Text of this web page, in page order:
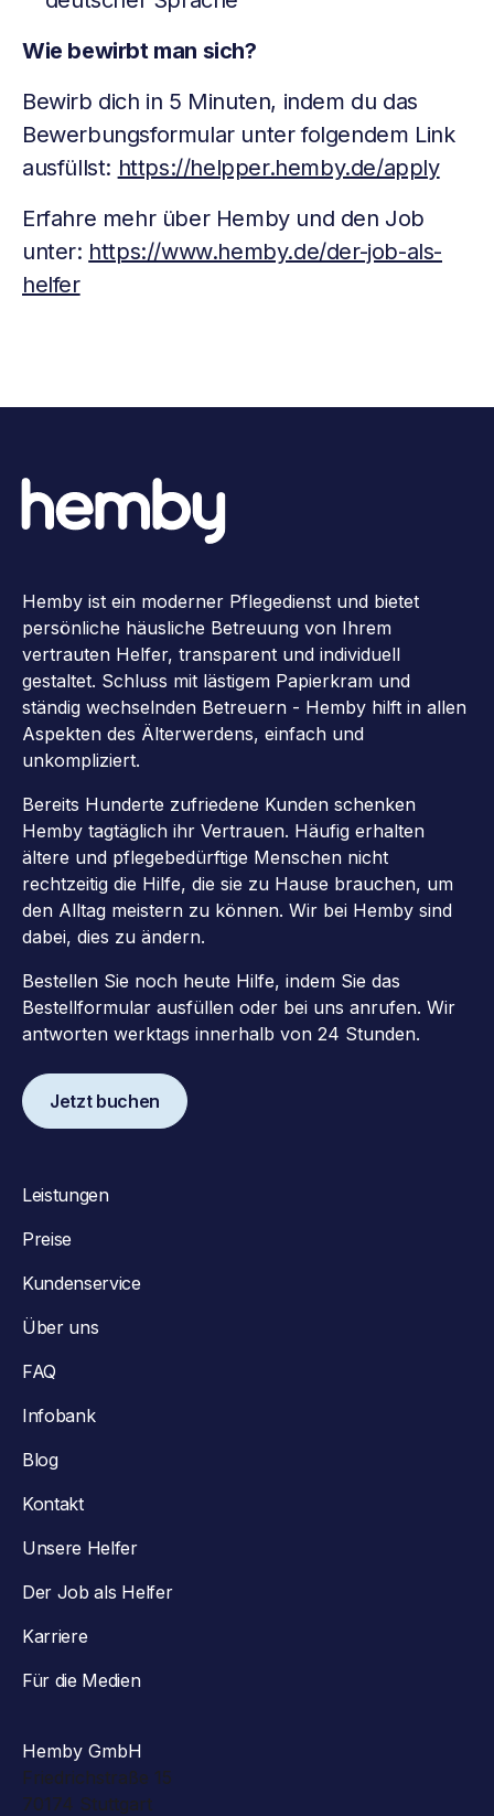
Wie bewirbt man sich?
Bewirb dich in 5 Minuten, indem du das
Bewerbungsformular unter folgendem Link
ausfüllst: https://helpper.hemby.de/apply
Erfahre mehr über Hemby und den Job
unter: https://www.hemby.de/der-job-als-
helfer
Hemby ist ein moderner Pflegedienst und bietet
persönliche häusliche Betreuung von Ihrem
vertrauten Helfer, transparent und individuell
gestaltet. Schluss mit lästigem Papierkram und
ständig wechselnden Betreuern - Hemby hilft in allen
Aspekten des Älterwerdens, einfach und
unkompliziert.
Bereits Hunderte zufriedene Kunden schenken
Hemby tagtäglich ihr Vertrauen. Häufig erhalten
ältere und pflegebedürftige Menschen nicht
rechtzeitig die Hilfe, die sie zu Hause brauchen, um
den Alltag meistern zu können. Wir bei Hemby sind
dabei, dies zu ändern.
Bestellen Sie noch heute Hilfe, indem Sie das
Bestellformular ausfüllen oder bei uns anrufen. Wir
antworten werktags innerhalb von 24 Stunden.
Jetzt buchen
Leistungen
Preise
Kundenservice
Über uns
FAQ
Infobank
Blog
Kontakt
Unsere Helfer
Der Job als Helfer
Karriere
Für die Medien
Hemby GmbH
Friedrichstraße 15
70174 Stuttgart